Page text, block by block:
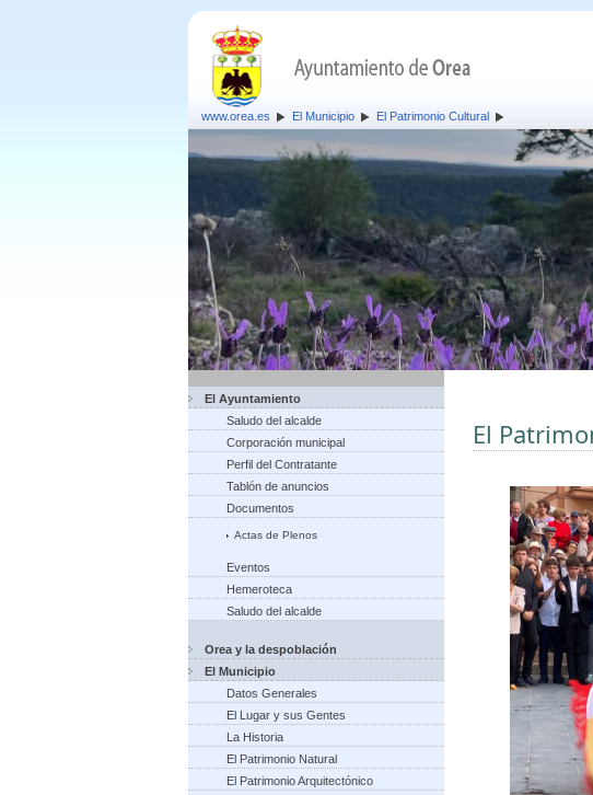
www.orea.es El Municipio El Patrimonio Cultural
El Ayuntamiento
Saludo del alcalde
Corporación municipal
Perfil del Contratante
Tablón de anuncios
Documentos
Actas de Plenos
Eventos
Hemeroteca
Saludo del alcalde
Orea y la despoblación
El Municipio
Datos Generales
El Lugar y sus Gentes
La Historia
El Patrimonio Natural
El Patrimonio Arquitectónico
El